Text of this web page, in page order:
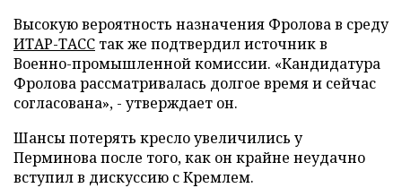
Высокую вероятность назначения Фролова в среду
ИТАР-ТАСС так же подтвердил источник в
Военно-промышленной комиссии. «Кандидатура
Фролова рассматривалась долгое время и сейчас
согласована», - утверждает он.
Шансы потерять кресло увеличились у
Перминова после того, как он крайне неудачно
вступил в дискуссию с Кремлем.